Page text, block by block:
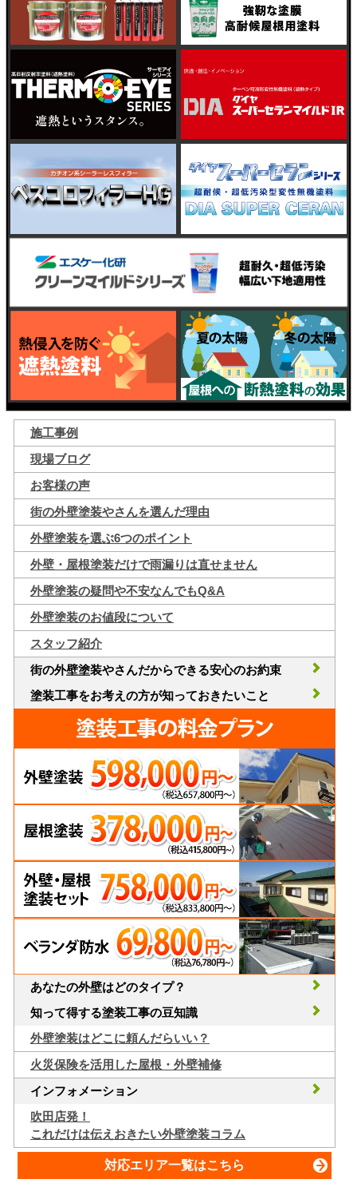
施工事例
現場ブログ
お客様の声
街の外壁塗装やさんを選んだ理由
外壁塗装を選ぶ6つのポイント
外壁・屋根塗装だけで雨漏りは直せません
外壁塗装の疑問や不安なんでもQ&A
外壁塗装のお値段について
スタッフ紹介
街の外壁塗装やさんだからできる安心のお約束
塗装工事をお考えの方が知っておきたいこと
あなたの外壁はどのタイプ？
知って得する塗装工事の豆知識
外壁塗装はどこに頼んだらいい？
火災保険を活用した屋根・外壁補修
インフォメーション
吹田店発！
これだけは伝えおきたい外壁塗装コラム
対応エリア一覧はこちら